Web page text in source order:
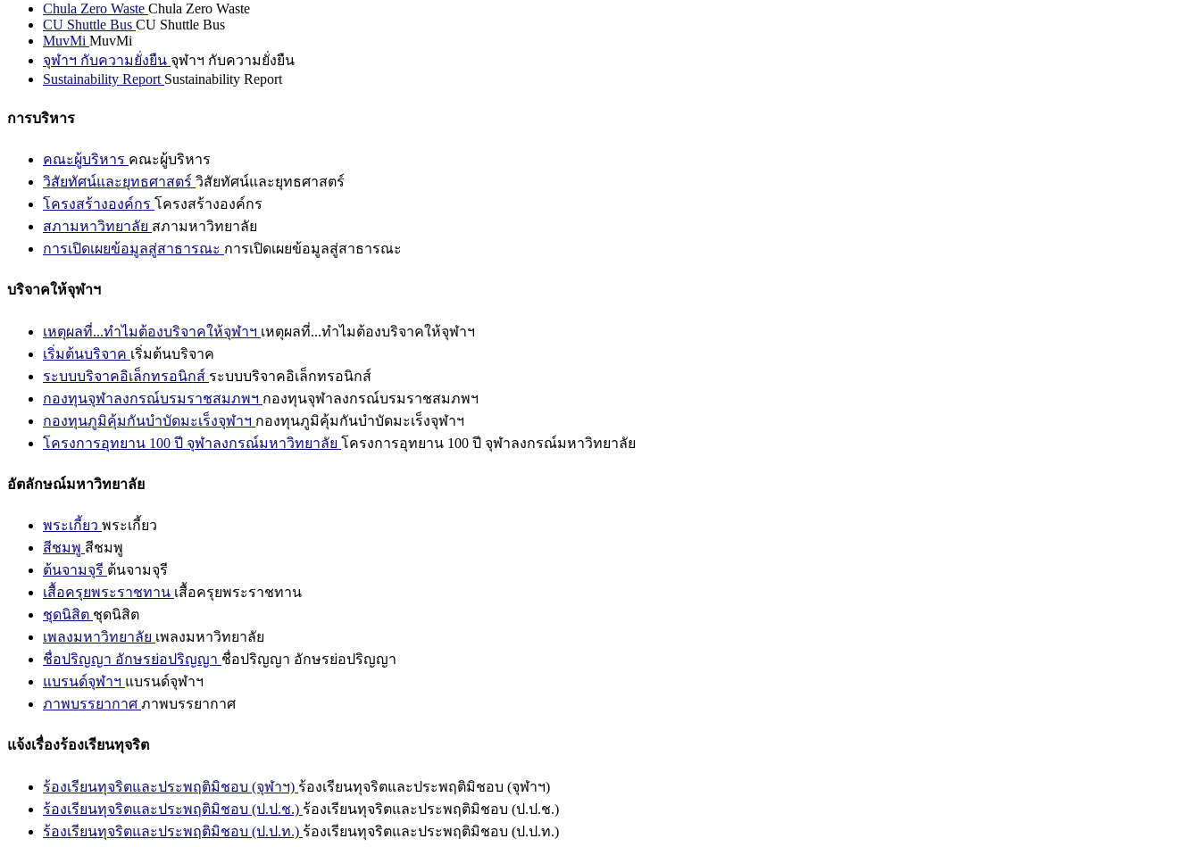
Chula Zero Waste Chula Zero Waste
CU Shuttle Bus CU Shuttle Bus
MuvMi MuvMi
จุฬาฯ กับความยั่งยืน จุฬาฯ กับความยั่งยืน
Sustainability Report Sustainability Report
การบริหาร
คณะผู้บริหาร คณะผู้บริหาร
วิสัยทัศน์และยุทธศาสตร์ วิสัยทัศน์และยุทธศาสตร์
โครงสร้างองค์กร โครงสร้างองค์กร
สภามหาวิทยาลัย สภามหาวิทยาลัย
การเปิดเผยข้อมูลสู่สาธารณะ การเปิดเผยข้อมูลสู่สาธารณะ
บริจาคให้จุฬาฯ
เหตุผลที่...ทำไมต้องบริจาคให้จุฬาฯ เหตุผลที่...ทำไมต้องบริจาคให้จุฬาฯ
เริ่มต้นบริจาค เริ่มต้นบริจาค
ระบบบริจาคอิเล็กทรอนิกส์ ระบบบริจาคอิเล็กทรอนิกส์
กองทุนจุฬาลงกรณ์บรมราชสมภพฯ กองทุนจุฬาลงกรณ์บรมราชสมภพฯ
กองทุนภูมิคุ้มกันบำบัดมะเร็งจุฬาฯ กองทุนภูมิคุ้มกันบำบัดมะเร็งจุฬาฯ
โครงการอุทยาน 100 ปี จุฬาลงกรณ์มหาวิทยาลัย โครงการอุทยาน 100 ปี จุฬาลงกรณ์มหาวิทยาลัย
อัตลักษณ์มหาวิทยาลัย
พระเกี้ยว พระเกี้ยว
สีชมพู สีชมพู
ต้นจามจุรี ต้นจามจุรี
เสื้อครุยพระราชทาน เสื้อครุยพระราชทาน
ชุดนิสิต ชุดนิสิต
เพลงมหาวิทยาลัย เพลงมหาวิทยาลัย
ชื่อปริญญา อักษรย่อปริญญา ชื่อปริญญา อักษรย่อปริญญา
แบรนด์จุฬาฯ แบรนด์จุฬาฯ
ภาพบรรยากาศ ภาพบรรยากาศ
แจ้งเรื่องร้องเรียนทุจริต
ร้องเรียนทุจริตและประพฤติมิชอบ (จุฬาฯ) ร้องเรียนทุจริตและประพฤติมิชอบ (จุฬาฯ)
ร้องเรียนทุจริตและประพฤติมิชอบ (ป.ป.ช.) ร้องเรียนทุจริตและประพฤติมิชอบ (ป.ป.ช.)
ร้องเรียนทุจริตและประพฤติมิชอบ (ป.ป.ท.) ร้องเรียนทุจริตและประพฤติมิชอบ (ป.ป.ท.)